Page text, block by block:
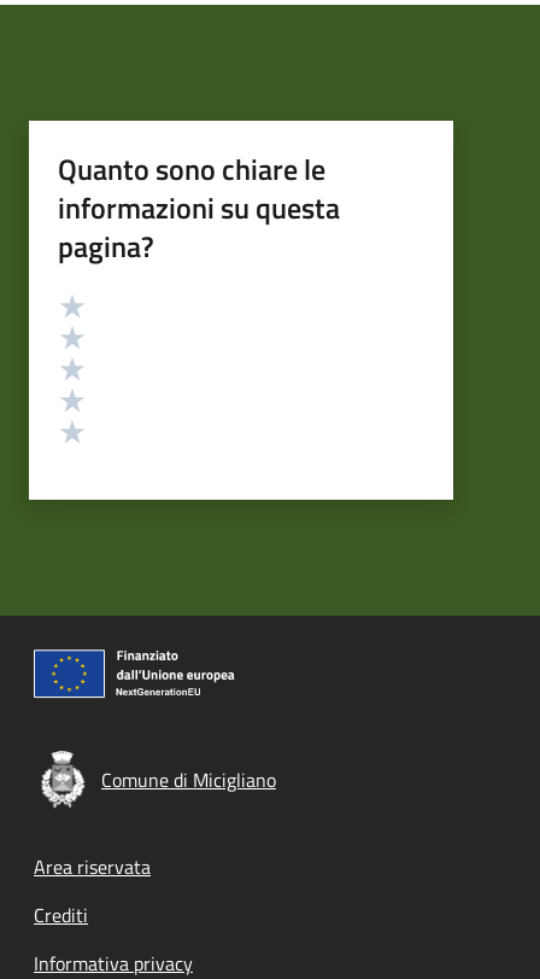
Quanto sono chiare le
informazioni su questa
pagina?
Valutazione
Comune di Micigliano
Footer menu
Area riservata
Crediti
Informativa privacy